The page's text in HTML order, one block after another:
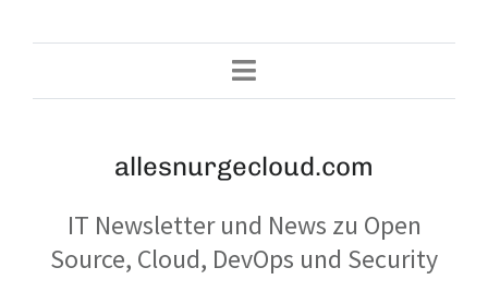
allesnurgecloud.com
IT Newsletter und News zu Open
Source, Cloud, DevOps und Security